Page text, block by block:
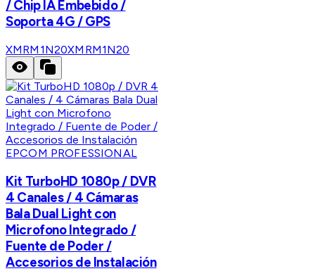
/ Chip IA Embebido /
Soporta 4G / GPS
XMRM1N20XMRM1N20
EPCOM PROFESSIONAL
Kit TurboHD 1080p / DVR
4 Canales / 4 Cámaras
Bala Dual Light con
Microfono Integrado /
Fuente de Poder /
Accesorios de Instalación